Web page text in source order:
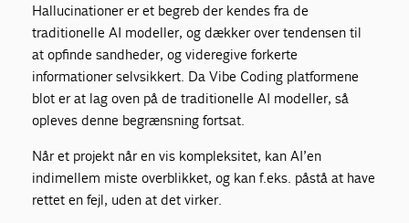
Hallucinationer er et begreb der kendes fra de
traditionelle AI modeller, og dækker over tendensen til
at opfinde sandheder, og videregive forkerte
informationer selvsikkert. Da Vibe Coding platformene
blot er at lag oven på de traditionelle AI modeller, så
opleves denne begrænsning fortsat.
Når et projekt når en vis kompleksitet, kan AI’en
indimellem miste overblikket, og kan f.eks. påstå at have
rettet en fejl, uden at det virker.